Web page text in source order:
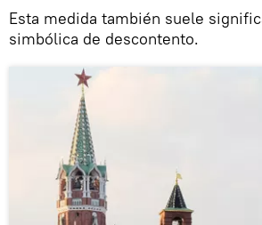
Esta medida también suele
simbólica de descontento.